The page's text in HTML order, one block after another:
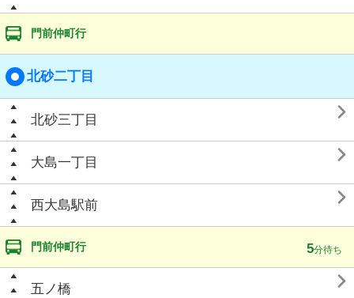
門前仲町行
北砂二丁目
北砂三丁目 
大島一丁目 
西大島駅前 
門前仲町行 5分待ち
五ノ橋 